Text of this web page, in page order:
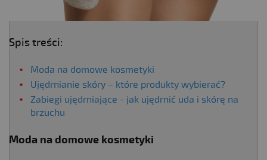
Spis treści:
Moda na domowe kosmetyki
Ujędrnianie skóry – które produkty wybierać?
Zabiegi ujędrniające - jak ujędrnić uda i skórę na
brzuchu
Moda na domowe kosmetyki